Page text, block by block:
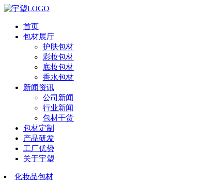
首页
包材展厅
护肤包材
彩妆包材
底妆包材
香水包材
新闻资讯
公司新闻
行业新闻
包材干货
包材定制
产品研发
工厂优势
关于宇塑
化妆品包材